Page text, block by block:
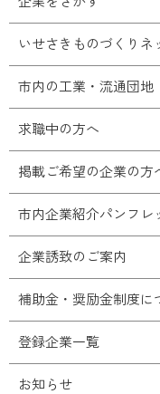
いせさきものづくりネ
市内の工業・流通団地
求職中の方へ
掲載ご希望の企業の方
市内企業紹介パンフレ
企業誘致のご案内
補助金・奨励金制度に
登録企業一覧
お知らせ